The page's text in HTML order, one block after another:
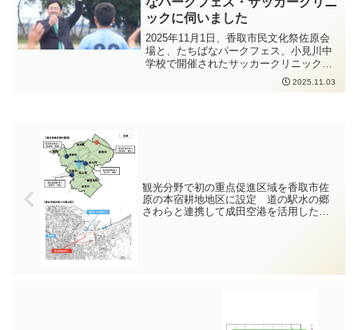
ックに伺いました
2025年11月1日、香取市民文化祭佐原会
場と、たちばなパークフェス、小見川中
学校で開催されたサッカークリニックに
伺いました。香取市民文化祭佐原会場
は、コンパス会場と文化会館会場の2ヶ所
ぎボートやBIGローラー、バンジーのVR
体験などもありました。その後は香取市
議会の藤木裕士議員にお誘いいただいて
2025.11.03
観光分野で初の重点促進区域を香取市佐
原の本宿耕地地区に設定 道の駅水の郷
さわらと連携して成田空港を活用した観